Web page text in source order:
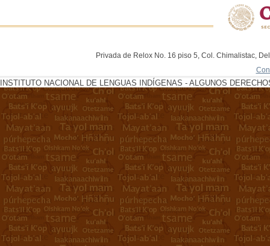
Privada de Relox No. 16 piso 5, Col. Chimalistac,
INSTITUTO NACIONAL DE LENGUAS INDÍGENAS - ALGUNOS